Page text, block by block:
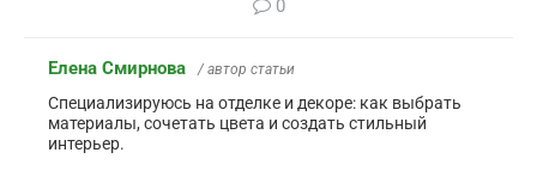
0
Елена Смирнова / автор статьи
Специализируюсь на отделке и декоре: как выбрать
материалы, сочетать цвета и создать стильный
интерьер.